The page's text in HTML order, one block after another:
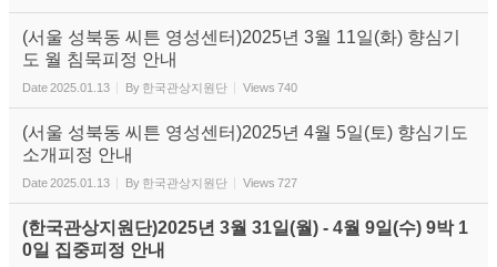
(서울 성북동 씨튼 영성센터)2025년 3월 11일(화) 향심기
도 월 침묵피정 안내
Date2025.01.13 By 한국관상지원단 Views 740
(서울 성북동 씨튼 영성센터)2025년 4월 5일(토) 향심기도
소개피정 안내
Date2025.01.13 By 한국관상지원단 Views 727
(한국관상지원단)2025년 3월 31일(월) - 4월 9일(수) 9박 1
0일 집중피정 안내